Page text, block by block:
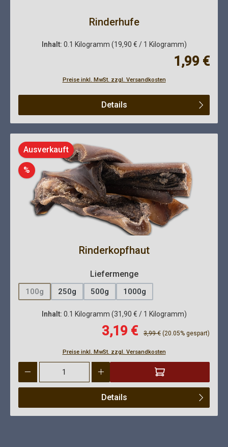
Rinderhufe
Inhalt: 0.1 Kilogramm (19,90 € / 1 Kilogramm)
Regulärer
1,99 €
Preise inkl. MwSt. zzgl. Versandkosten
Details
Ausverkauft
% Rabatt
Rinderkopfhaut
Liefermengeauswählen
100g
(Diese Option ist zurzeit nicht verfügbar.)
250g 500g 1000g
Inhalt: 0.1 Kilogramm (31,90 € / 1 Kilogramm)
Verkaufspreis:
3,19 € Regulärer Preis:
3,99 € (20.05% gespart)
Preise inkl. MwSt. zzgl. Versandkosten
Produkt Anzahl: Gib den gewünschten Wert ein oder benutze
Details